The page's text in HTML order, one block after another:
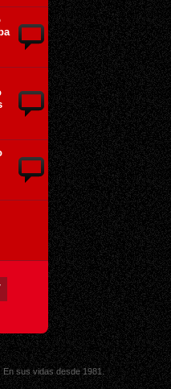
En sus vidas desde 1981.